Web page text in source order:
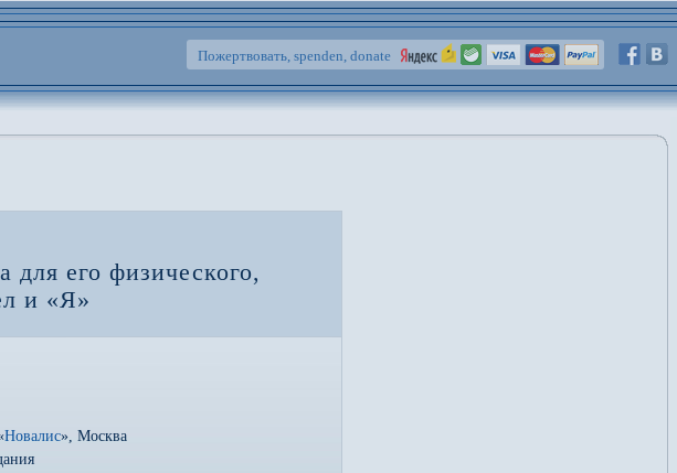
Пожертвовать, spenden, donate
для его физического,
и «Я»
Новалис», Москва